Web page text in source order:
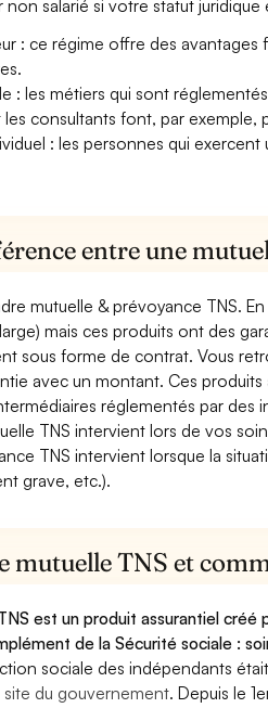
salarié si votre statut juridique
: ce régime offre des avantages
: les métiers qui sont
consultants font, par exemple,
: les personnes qui
entre une
mutuelle & prévoyance TNS.
mais ces produits ont des
sous forme de contrat. Vous
avec un montant. Ces
réglementés par des
TNS intervient lors de vos
TNS intervient lorsque la
grave, etc.).
mutuelle TNS et
est un produit assurantiel
de la Sécurité sociale :
sociale des indépendants
site du gouvernement. Depuis le